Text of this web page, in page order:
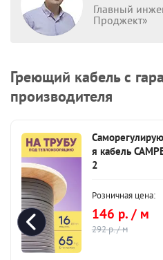
Главный
Проджект»
Греющий кабель с
производителя
я кабель
2
Розничная цена:
146 р. / м
292 р. / м